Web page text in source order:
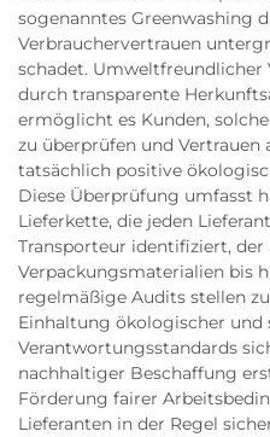
sogenanntes Greenwashing
Verbrauchervertrauen
schadet. Umweltfreundlicher
durch transparente
ermöglicht es Kunden,
zu überprüfen und Vertrauen
tatsächlich positive
Diese Überprüfung umfasst
Lieferkette, die jeden
Transporteur identifiziert,
Verpackungsmaterialien bis
regelmäßige Audits stellen
Einhaltung ökologischer und
Verantwortungsstandards
nachhaltiger Beschaffung
Förderung fairer
Lieferanten in der Regel